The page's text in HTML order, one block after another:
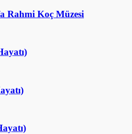
Rahmi Koç Müzesi